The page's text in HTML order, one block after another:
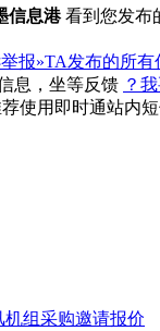
信息港看到您发布
报»TA发布的所有
息，坐等反馈 ？
使用即时通站内
组采购邀请报价